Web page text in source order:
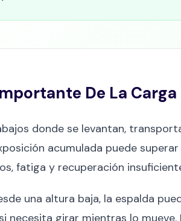
De La Carga
donde se levantan,
acumulada puede
fatiga y recuperación
una altura baja, la espalda
necesita girar mientras lo